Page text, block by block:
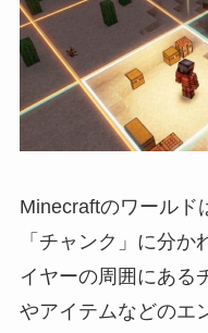
Minecraftのワールド
「チャンク」に分
イヤーの周囲にある
やアイテムなどのエ